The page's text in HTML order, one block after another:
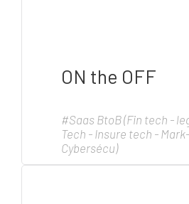
ON the OFF
#Saas BtoB (Fin tech -
Tech - Insure tech -
Cybersécu)